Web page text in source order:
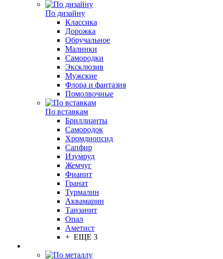
По дизайну
Классика
Дорожка
Обручальное
Малинки
Самородки
Эксклюзив
Мужские
Флора и фантазия
Помолвочные
По вставкам
Бриллианты
Самородок
Хромдиопсид
Сапфир
Изумруд
Жемчуг
Фианит
Гранат
Турмалин
Аквамарин
Танзанит
Опал
Аметист
+ ЕЩЕ 3